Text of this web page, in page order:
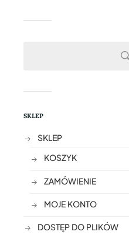
SKLEP
SKLEP
KOSZYK
ZAMÓWIENIE
MOJE KONTO
DOSTĘP DO PLIKÓW